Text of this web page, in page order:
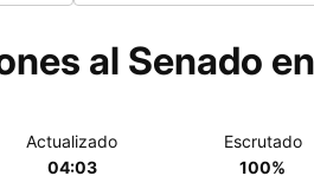
al Senado
Actualizado
04:03
Escrutado
100%